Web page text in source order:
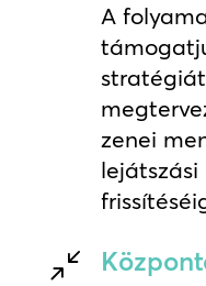
A
zenei
lejátszási
/